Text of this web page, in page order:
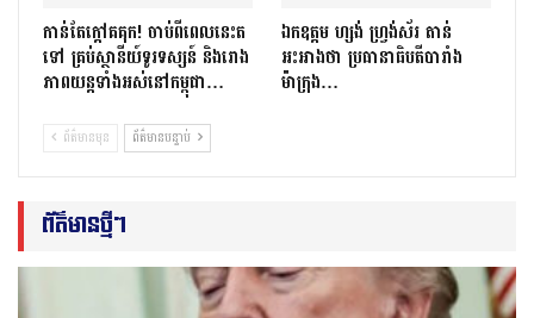
កាន់តែក្តៅគគុក! ចាប់ពីពេលនេះត
ទៅ គ្រប់ស្ថានីយ៍ទូរទស្សន៍ និងរោង
ភាពយន្តទាំងអស់នៅកម្ពុជា…
ឯកឧត្តម ហ្សង់ ហ្រ្វង់ស័រ តាន់
អះអាងថា ប្រធានាធិបតីបារាំង
ម៉ាក្រុង…
ព័ត៌មានមុន ព័ត៌មានបន្ទាប់
ព័ត៌មានថ្មីៗ